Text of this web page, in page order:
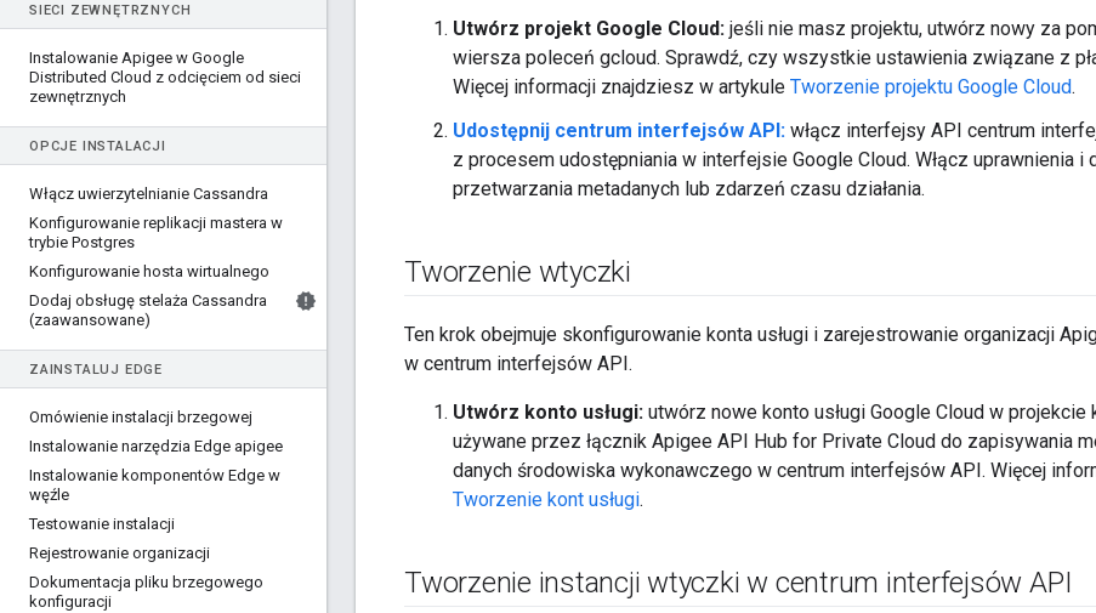
SIECI ZEWNĘTRZNYCH
Instalowanie Apigee w Google
Distributed Cloud z odcięciem od sieci
zewnętrznych
OPCJE INSTALACJI
Włącz uwierzytelnianie Cassandra
Konfigurowanie replikacji mastera w
trybie Postgres
Konfigurowanie hosta wirtualnego
Dodaj obsługę stelaża Cassandra
(zaawansowane)
ZAINSTALUJ EDGE
Omówienie instalacji brzegowej
Instalowanie narzędzia Edge apigee
Instalowanie komponentów Edge w
węźle
Testowanie instalacji
Rejestrowanie organizacji
Dokumentacja pliku brzegowego
konfiguracji
Utwórz projekt Google Cloud: jeśli nie masz projektu, utwórz nowy za
wiersza poleceń gcloud. Sprawdź, czy wszystkie ustawienia związane z
Więcej informacji znajdziesz w artykule Tworzenie projektu Google Cloud.
Udostępnij centrum interfejsów API: włącz interfejsy API centrum
z procesem udostępniania w interfejsie Google Cloud. Włącz uprawnienia i
przetwarzania metadanych lub zdarzeń czasu działania.
Tworzenie wtyczki
Ten krok obejmuje skonfigurowanie konta usługi i zarejestrowanie organizacji
w centrum interfejsów API.
Utwórz konto usługi: utwórz nowe konto usługi Google Cloud w projekcie
używane przez łącznik Apigee API Hub for Private Cloud do zapisywania
danych środowiska wykonawczego w centrum interfejsów API. Więcej
Tworzenie kont usługi.
Tworzenie instancji wtyczki w centrum interfejsów API